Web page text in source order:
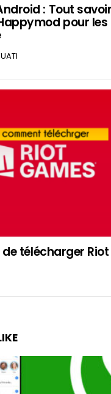
: Tout
pour
télécharger